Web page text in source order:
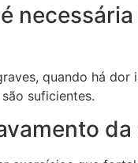
quando há
suficientes.